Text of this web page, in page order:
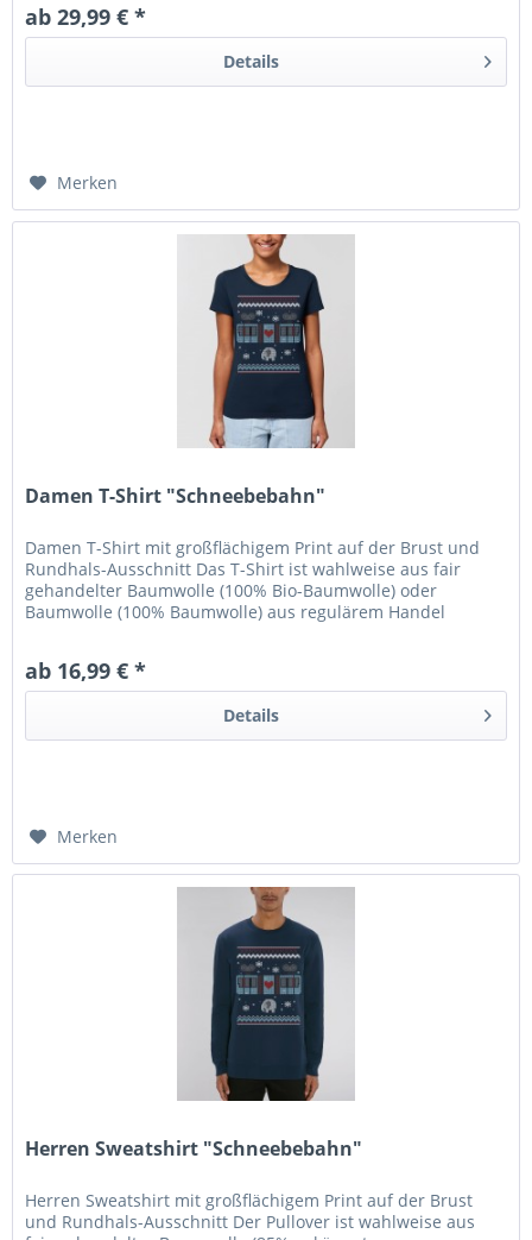
ab 29,99 € *
Details
Merken
Damen T-Shirt "Schneebebahn"
Damen T-Shirt mit großflächigem Print auf der Brust und
Rundhals-Ausschnitt Das T-Shirt ist wahlweise aus fair
gehandelter Baumwolle (100% Bio-Baumwolle) oder
Baumwolle (100% Baumwolle) aus regulärem Handel
ab 16,99 € *
Details
Merken
Herren Sweatshirt "Schneebebahn"
Herren Sweatshirt mit großflächigem Print auf der Brust
und Rundhals-Ausschnitt Der Pullover ist wahlweise aus